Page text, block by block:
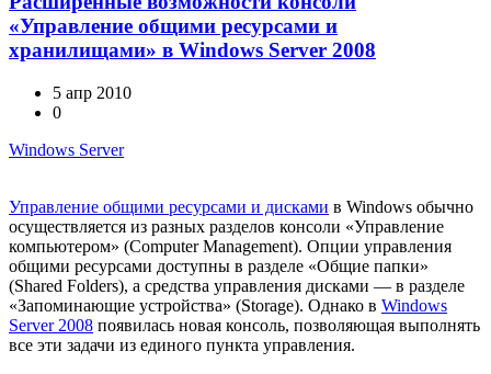
«Управление общими ресурсами и
хранилищами» в Windows Server 2008
5 апр 2010
0
Windows Server
Управление общими ресурсами и дисками в Windows обычно
осуществляется из разных разделов консоли «Управление
компьютером» (Computer Management). Опции управления
общими ресурсами доступны в разделе «Общие папки»
(Shared Folders), а средства управления дисками — в разделе
«Запоминающие устройства» (Storage). Однако в Windows
Server 2008 появилась новая консоль, позволяющая выполнять
все эти задачи из единого пункта управления.